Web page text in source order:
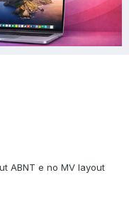
ABNT e no MV layout